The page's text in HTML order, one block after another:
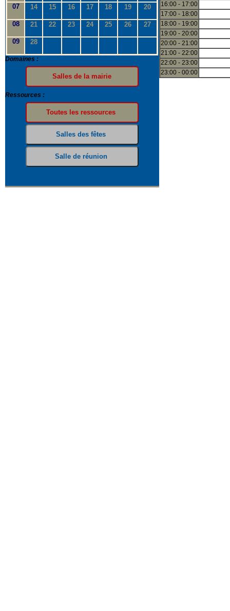
07 14 15 16 17 18 19 20
08 21 22 23 24 25 26 27
09 28
Domaines :
Ressources :
16:00 - 17:00
17:00 - 18:00
18:00 - 19:00
19:00 - 20:00
20:00 - 21:00
21:00 - 22:00
22:00 - 23:00
23:00 - 00:00